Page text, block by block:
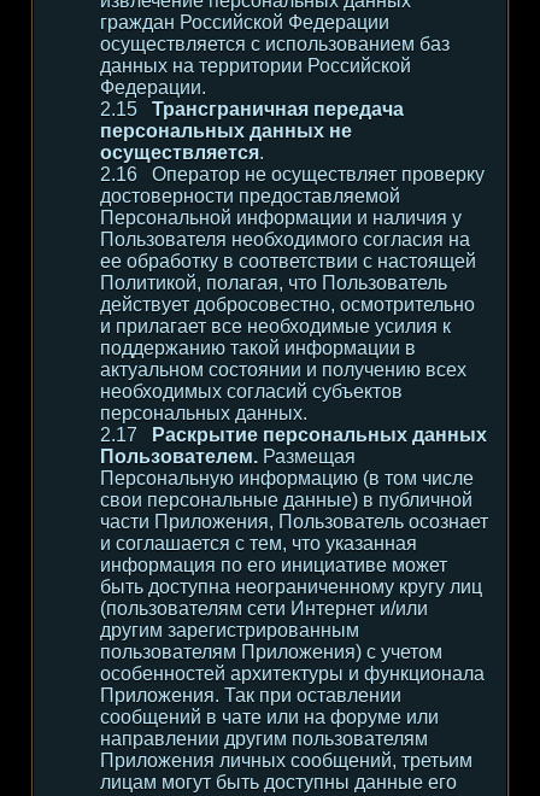
граждан Российской Федерации
осуществляется с использованием баз
данных на территории Российской
Федерации.
Трансграничная передача
персональных данных не
осуществляется.
Оператор не осуществляет проверку
достоверности предоставляемой
Персональной информации и наличия у
Пользователя необходимого согласия на
ее обработку в соответствии с настоящей
Политикой, полагая, что Пользователь
действует добросовестно, осмотрительно
и прилагает все необходимые усилия к
поддержанию такой информации в
актуальном состоянии и получению всех
необходимых согласий субъектов
персональных данных.
Раскрытие персональных данных
Пользователем. Размещая
Персональную информацию (в том числе
свои персональные данные) в публичной
части Приложения, Пользователь осознает
и соглашается с тем, что указанная
информация по его инициативе может
быть доступна неограниченному кругу лиц
(пользователям сети Интернет и/или
другим зарегистрированным
пользователям Приложения) с учетом
особенностей архитектуры и функционала
Приложения. Так при оставлении
сообщений в чате или на форуме или
направлении другим пользователям
Приложения личных сообщений, третьим
лицам могут быть доступны данные его